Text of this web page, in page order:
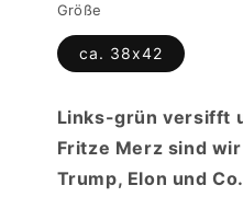
Größe
ca. 38x42
Links-grün versifft
Fritze Merz sind
Trump, Elon und